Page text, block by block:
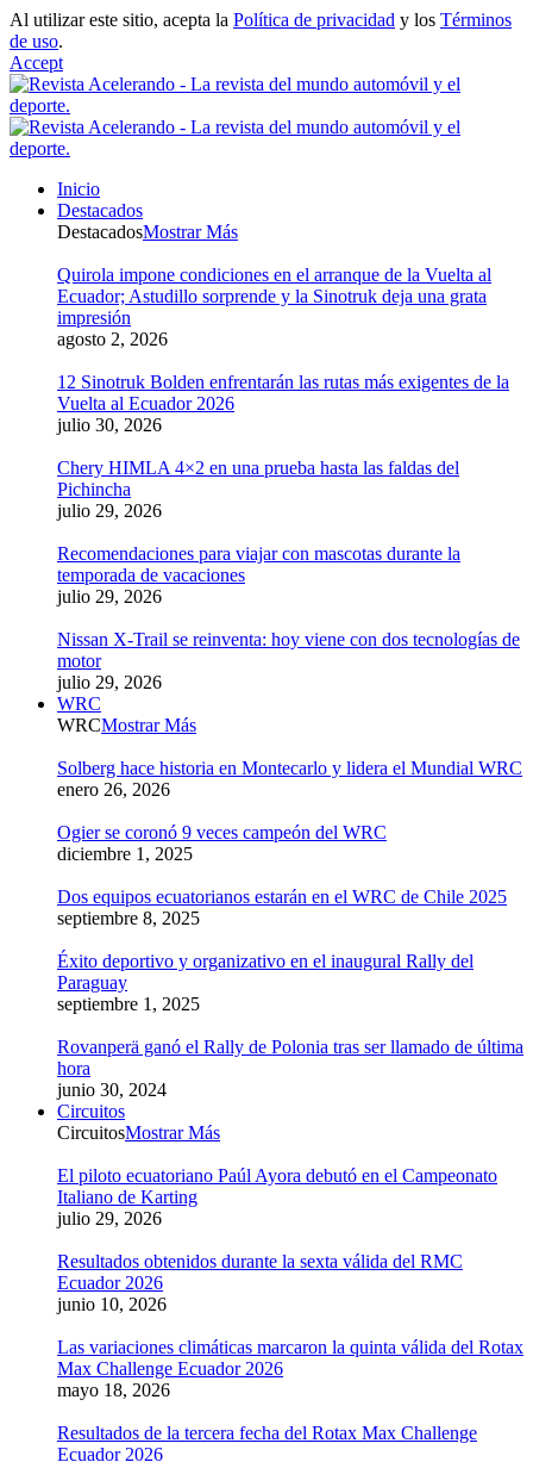
Al utilizar este sitio, acepta la Política de privacidad y los Términos
de uso.
Accept
Inicio
Destacados
DestacadosMostrar Más
Quirola impone condiciones en el arranque de la Vuelta al
Ecuador; Astudillo sorprende y la Sinotruk deja una grata
impresión
agosto 2, 2026
12 Sinotruk Bolden enfrentarán las rutas más exigentes de la
Vuelta al Ecuador 2026
julio 30, 2026
Chery HIMLA 4×2 en una prueba hasta las faldas del
Pichincha
julio 29, 2026
Recomendaciones para viajar con mascotas durante la
temporada de vacaciones
julio 29, 2026
Nissan X-Trail se reinventa: hoy viene con dos tecnologías de
motor
julio 29, 2026
WRC
WRCMostrar Más
Solberg hace historia en Montecarlo y lidera el Mundial WRC
enero 26, 2026
Ogier se coronó 9 veces campeón del WRC
diciembre 1, 2025
Dos equipos ecuatorianos estarán en el WRC de Chile 2025
septiembre 8, 2025
Éxito deportivo y organizativo en el inaugural Rally del
Paraguay
septiembre 1, 2025
Rovanperä ganó el Rally de Polonia tras ser llamado de última
hora
junio 30, 2024
Circuitos
CircuitosMostrar Más
El piloto ecuatoriano Paúl Ayora debutó en el Campeonato
Italiano de Karting
julio 29, 2026
Resultados obtenidos durante la sexta válida del RMC
Ecuador 2026
junio 10, 2026
Las variaciones climáticas marcaron la quinta válida del Rotax
Max Challenge Ecuador 2026
mayo 18, 2026
Resultados de la tercera fecha del Rotax Max Challenge
Ecuador 2026